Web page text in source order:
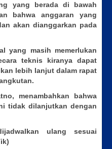
yang berada di bawah
bahwa anggaran yang
akan dianggarkan pada
yang masih memerlukan
teknis kiranya dapat
lebih lanjut dalam rapat
menambahkan bahwa
tidak dilanjutkan dengan
ulang sesuai